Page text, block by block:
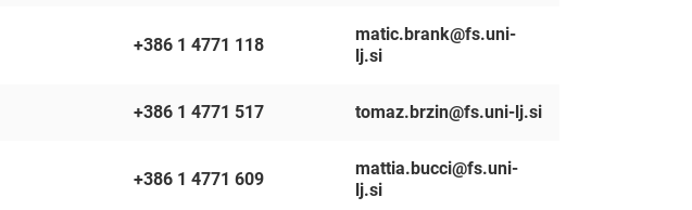
+386 1 4771 118
matic.brank@fs.uni-
lj.si
+386 1 4771 517 tomaz.brzin@fs.uni-lj.si
+386 1 4771 609
mattia.bucci@fs.uni-
lj.si